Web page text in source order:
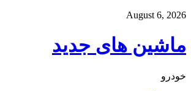
August 6, 2026
ماشین های جدید
خودرو